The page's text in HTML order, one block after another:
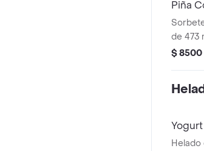
Piña
de 473
$ 8500
Helado